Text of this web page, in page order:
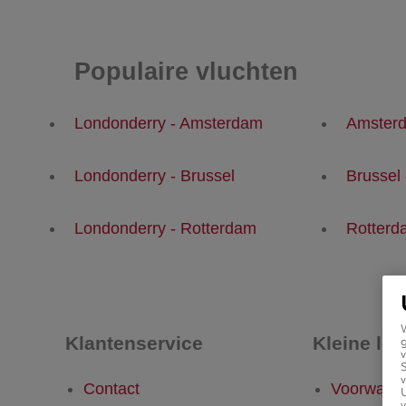
Populaire vluchten
Londonderry - Amsterdam
Londonderry - Brussel Brussel
Londonderry - Rotterdam
Klantenservice
Contact
Kleine